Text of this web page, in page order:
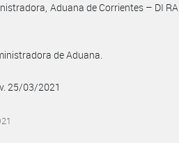
Aduana de Corrientes – DI
de Aduana.
25/03/2021